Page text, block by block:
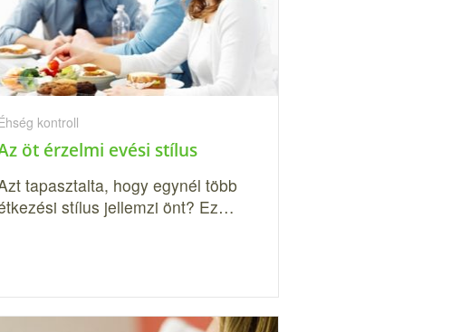
kontroll
öt érzelmi evési stílus
tapasztalta, hogy egynél több
stílus jellemzi önt? Ez…